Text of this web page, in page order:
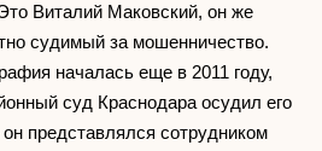
Виталий Маковский, он же
судимый за мошенничество.
началась еще в 2011 году,
суд Краснодара осудил его
представлялся сотрудником